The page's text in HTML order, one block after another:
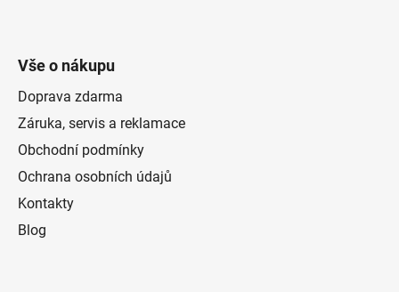
Vše o nákupu
Doprava zdarma
Záruka, servis a reklamace
Obchodní podmínky
Ochrana osobních údajů
Kontakty
Blog